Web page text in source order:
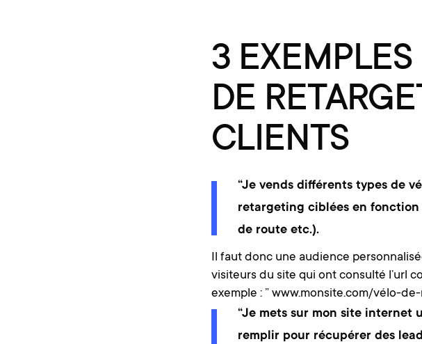
3
DE
CLIENTS
“Je vends différents types de
retargeting ciblées en fonction
de route etc.).
Il faut donc une audience
visiteurs du site qui ont consulté l’url
exemple : ” www.monsite.com/vélo-
“Je mets sur mon site internet
remplir pour récupérer des